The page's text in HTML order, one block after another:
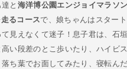
と 海洋博公園エンジョイマラソ
るコースで、娘ちゃんはスター
て見えなくて迷子！息子君は、石
高い段差のとこ歩いたり、ハイビ
ち葉でお面してみたり、寝転んだ